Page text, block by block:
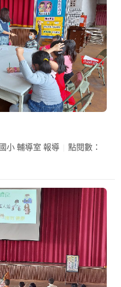
小 輔導室 報導
點閱數：